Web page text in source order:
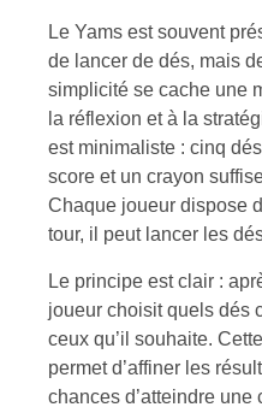
Le Yams est souvent
de lancer de dés, mais
simplicité se cache une
la réflexion et à la
est minimaliste : cinq
score et un crayon
Chaque joueur dispose
tour, il peut lancer les
Le principe est clair :
joueur choisit quels dés
ceux qu’il souhaite.
permet d’affiner les
chances d’atteindre